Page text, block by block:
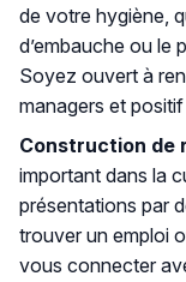
de votre hygiène,
d’embauche ou le
Soyez ouvert à
managers et
Construction de
important dans la
présentations par
trouver un emploi
vous connecter